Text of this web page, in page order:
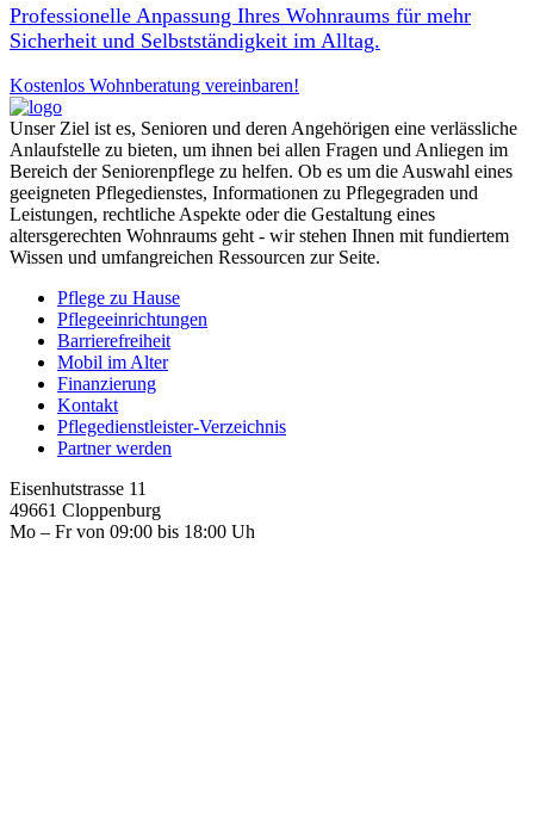
Professionelle Anpassung Ihres Wohnraums für mehr
Sicherheit und Selbstständigkeit im Alltag.
Kostenlos Wohnberatung vereinbaren!
Unser Ziel ist es, Senioren und deren Angehörigen eine verlässliche
Anlaufstelle zu bieten, um ihnen bei allen Fragen und Anliegen im
Bereich der Seniorenpflege zu helfen. Ob es um die Auswahl eines
geeigneten Pflegedienstes, Informationen zu Pflegegraden und
Leistungen, rechtliche Aspekte oder die Gestaltung eines
altersgerechten Wohnraums geht - wir stehen Ihnen mit fundiertem
Wissen und umfangreichen Ressourcen zur Seite.
Pflege zu Hause
Pflegeeinrichtungen
Barrierefreiheit
Mobil im Alter
Finanzierung
Kontakt
Pflegedienstleister-Verzeichnis
Partner werden
Eisenhutstrasse 11
49661 Cloppenburg
Mo – Fr von 09:00 bis 18:00 Uh